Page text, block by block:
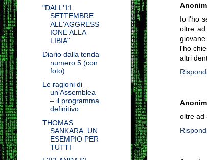
Io l'ho
oltre
l'ho
altri
oltre ad
"DALL'11
SETTEMBRE
ALL'AGGRESS
IONE ALLA
LIBIA"
Diario dalla tenda
numero 5 (con
foto)
Le ragioni di
un’Assemblea
– il programma
definitivo
THOMAS
SANKARA: UN
ESEMPIO PER
TUTTI